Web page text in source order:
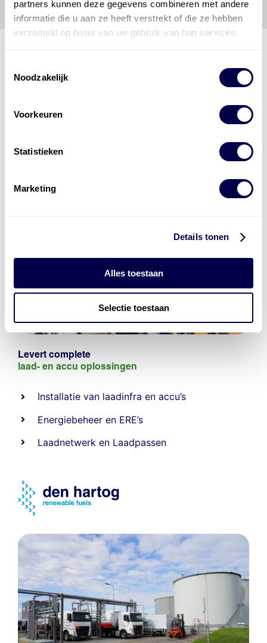
partners kunnen deze gegevens combineren met andere
informatie die u aan ze heeft verstrekt of die ze hebben
verzameld op basis van uw gebruik van hun services.
Noodzakelijk
Voorkeuren
Statistieken
Marketing
Details tonen
Alles toestaan
Selectie toestaan
Levert complete
laad- en accu oplossingen
Installatie van laadinfra en accu’s
Energiebeheer en ERE’s
Laadnetwerk en Laadpassen